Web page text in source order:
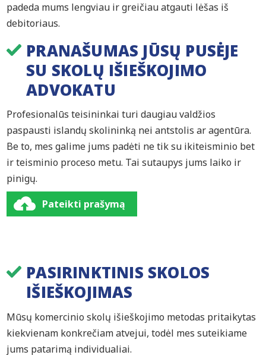
padeda mums lengviau ir greičiau atgauti lėšas iš
debitoriaus.
PRANAŠUMAS JŪSŲ PUSĖJE
SU SKOLŲ IŠIEŠKOJIMO
ADVOKATU
Profesionalūs teisininkai turi daugiau valdžios
paspausti islandų skolininką nei antstolis ar agentūra.
Be to, mes galime jums padėti ne tik su ikiteisminio bet
ir teisminio proceso metu. Tai sutaupys jums laiko ir
pinigų.
Pateikti prašymą
PASIRINKTINIS SKOLOS
IŠIEŠKOJIMAS
Mūsų komercinio skolų išieškojimo metodas pritaikytas
kiekvienam konkrečiam atvejui, todėl mes suteikiame
jums patarimą individualiai.